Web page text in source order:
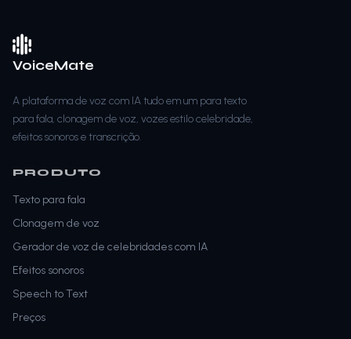
VoiceMate
A plataforma de voz com IA tudo em um para texto
para fala, clonagem de voz, vozes estilo celebridade,
efeitos sonoros e transcrição.
PRODUTO
Texto para fala
Clonagem de voz
Gerador de voz de celebridades com IA
Efeitos sonoros
Speech to Text
Preços